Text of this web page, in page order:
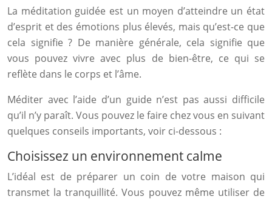
La méditation guidée est un moyen d’atteindre un état
d’esprit et des émotions plus élevés, mais qu’est-ce que
cela signifie ? De manière générale, cela signifie que
vous pouvez vivre avec plus de bien-être, ce qui se
reflète dans le corps et l’âme.
Méditer avec l’aide d’un guide n’est pas aussi difficile
qu’il n’y paraît. Vous pouvez le faire chez vous en suivant
quelques conseils importants, voir ci-dessous :
Choisissez un environnement calme
L’idéal est de préparer un coin de votre maison qui
transmet la tranquillité. Vous pouvez même utiliser de